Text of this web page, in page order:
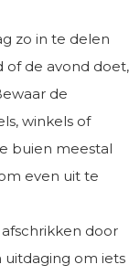
zo in te delen
of de avond doet,
de
winkels of
buien meestal
even uit te
door
uitdaging om iets